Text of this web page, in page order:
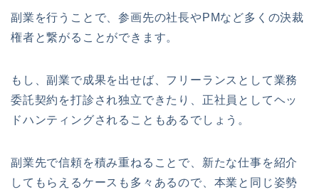
副業を行うことで、参画先の社長やPMなど多くの決裁
権者と繋がることができます。
もし、副業で成果を出せば、フリーランスとして業務
委託契約を打診され独立できたり、正社員としてヘッ
ドハンティングされることもあるでしょう。
副業先で信頼を積み重ねることで、新たな仕事を紹介
してもらえるケースも多々あるので、本業と同じ姿勢